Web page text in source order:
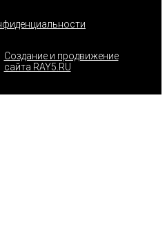
Создание и продвижение
сайта RAY5.RU